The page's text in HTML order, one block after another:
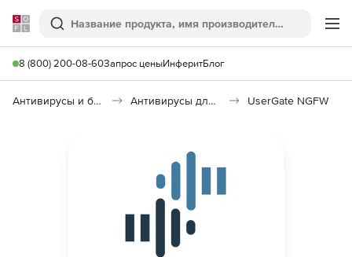
Softline
Поиск
8 (800) 200-08-60Запрос ценыИнферитБлог
Антивирусы и безопасность Антивирусы для организаций UserGate NGFW